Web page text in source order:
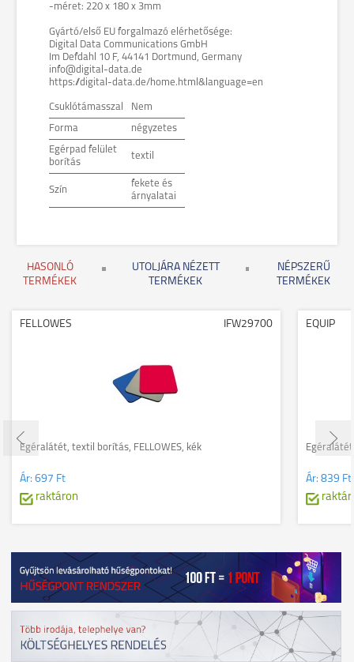
-méret: 220 x 180 x 3mm
Gyártó/első EU forgalmazó elérhetősége:
Digital Data Communications GmbH
Im Defdahl 10 F, 44141 Dortmund, Germany
info@digital-data.de
https://digital-data.de/home.html&language=en
Csuklótámasszal Nem
Forma négyzetes
Egérpad felület
borítás
textil
Szín
fekete és
árnyalatai
HASONLÓ
TERMÉKEK
UTOLJÁRA NÉZETT
TERMÉKEK
NÉPSZERŰ
TERMÉKEK
FELLOWES IFW29700
Egéralátét, textil borítás, FELLOWES, kék
Ár: 697 Ft
raktáron
EQUIP
Ár: 839 Ft